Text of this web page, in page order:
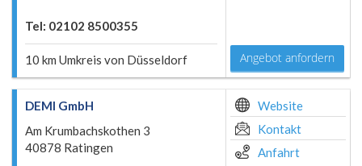
Tel: 02102 8500355
10 km Umkreis von Düsseldorf Angebot anfordern
DEMI GmbH
Am Krumbachskothen 3
40878 Ratingen
Website
Kontakt
Anfahrt